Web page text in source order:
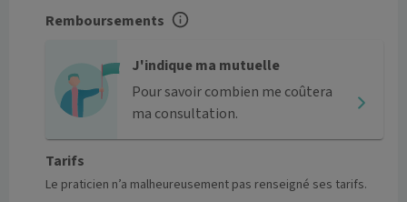
Remboursements
J'indique ma mutuelle
Pour savoir combien me coûtera
ma consultation.
Tarifs
Le praticien n’a malheureusement pas renseigné ses tarifs.